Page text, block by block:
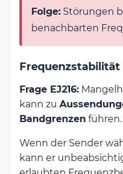
Folge: Störungen
benachbarten
Frequenzstabilität
Frage EJ216:
kann zu
Bandgrenzen führen.
Wenn der Sender
kann er